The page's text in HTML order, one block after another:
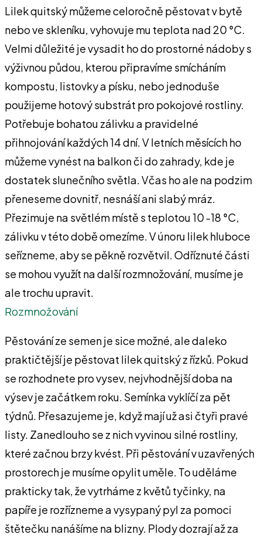
Lilek quitský můžeme celoročně pěstovat v bytě
nebo ve skleníku, vyhovuje mu teplota nad 20 °C.
Velmi důležité je vysadit ho do prostorné nádoby s
výživnou půdou, kterou připravíme smícháním
kompostu, listovky a písku, nebo jednoduše
použijeme hotový substrát pro pokojové rostliny.
Potřebuje bohatou zálivku a pravidelné
přihnojování každých 14 dní. V letních měsících ho
můžeme vynést na balkon či do zahrady, kde je
dostatek slunečního světla. Včas ho ale na podzim
přeneseme dovnitř, nesnáší ani slabý mráz.
Přezimuje na světlém místě s teplotou 10 -18 °C,
zálivku v této době omezíme. V únoru lilek hluboce
seřízneme, aby se pěkně rozvětvil. Odříznuté části
se mohou využít na další rozmnožování, musíme je
ale trochu upravit.
Rozmnožování
Pěstování ze semen je sice možné, ale daleko
praktičtější je pěstovat lilek quitský z řízků. Pokud
se rozhodnete pro vysev, nejvhodnější doba na
výsev je začátkem roku. Semínka vyklíčí za pět
týdnů. Přesazujeme je, když mají už asi čtyři pravé
listy. Zanedlouho se z nich vyvinou silné rostliny,
které začnou brzy kvést. Při pěstování v uzavřených
prostorech je musíme opylit uměle. To uděláme
prakticky tak, že vytrháme z květů tyčinky, na
papíře je rozřízneme a vysypaný pyl za pomoci
štětečku nanášíme na blizny. Plody dozrají až za